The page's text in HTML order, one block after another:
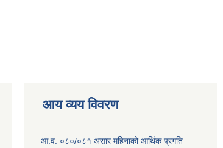
आय व्यय विवरण
आ.व. ०८०/०८१ असार महिनाको आर्थिक प्रगति